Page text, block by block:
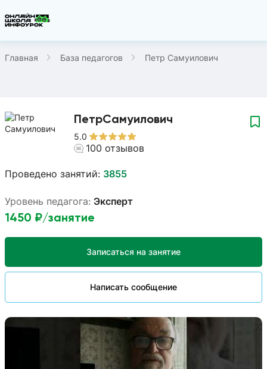
Главная База педагогов Петр Самуилович
ПетрСамуилович
5.0
100 отзывов
Проведено занятий: 3855
Уровень педагога: Эксперт
1450 ₽/занятие
Записаться на занятие
Написать сообщение